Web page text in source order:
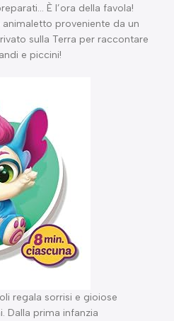
È l’ora della favola!
proveniente da un
sulla Terra per raccontare
e piccini!
regala sorrisi e gioiose
Dalla prima infanzia